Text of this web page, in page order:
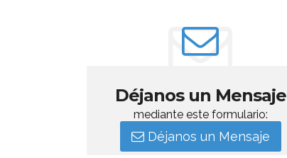
Déjanos un Mensaje
mediante este formulario:
Déjanos un Mensaje